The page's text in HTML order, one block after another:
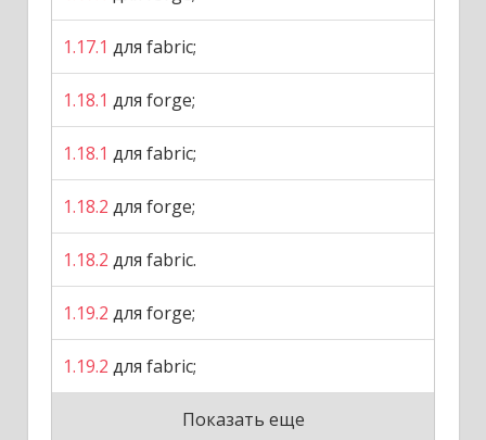
1.17.1 для fabric;
1.18.1 для forge;
1.18.1 для fabric;
1.18.2 для forge;
1.18.2 для fabric.
1.19.2 для forge;
1.19.2 для fabric;
Показать еще